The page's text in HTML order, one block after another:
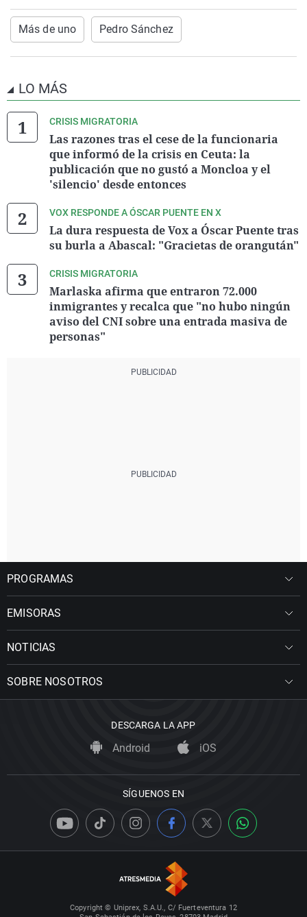
Más de uno Pedro Sánchez
LO MÁS
CRISIS MIGRATORIA
Las razones tras el cese de la funcionaria
que informó de la crisis en Ceuta: la
publicación que no gustó a Moncloa y el
'silencio' desde entonces
VOX RESPONDE A ÓSCAR PUENTE EN X
La dura respuesta de Vox a Óscar Puente tras
su burla a Abascal: "Gracietas de orangután"
CRISIS MIGRATORIA
Marlaska afirma que entraron 72.000
inmigrantes y recalca que "no hubo ningún
aviso del CNI sobre una entrada masiva de
personas"
PROGRAMAS
EMISORAS
NOTICIAS
SOBRE NOSOTROS
DESCARGA LA APP
Android iOS
SÍGUENOS EN
Copyright © Uniprex, S.A.U., C/ Fuerteventura 12